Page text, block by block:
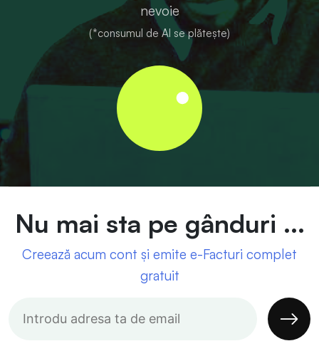
nevoie
(*consumul de AI se plătește)
Nu mai sta pe gânduri ...
Creează acum cont și emite e-Facturi complet
gratuit